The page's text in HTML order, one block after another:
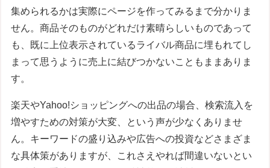
集められるかは実際にページを作ってみるまで分かりま
せん。商品そのものがどれだけ素晴らしいものであって
も、既に上位表示されているライバル商品に埋もれてし
まって思うように売上に結びつかないこともままありま
す。
楽天やYahoo!ショッピングへの出品の場合、検索流入を
増やすための対策が大変、という声が少なくありませ
ん。キーワードの盛り込みや広告への投資などさまざま
な具体策がありますが、これさえやれば間違いないとい